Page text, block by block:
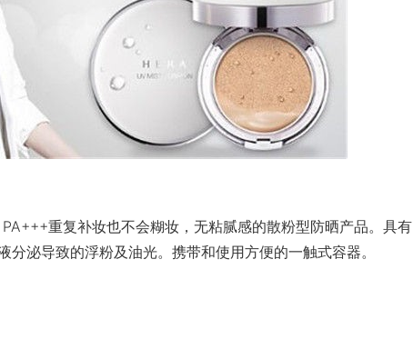
重复补妆也不会糊妆，无粘腻感的散粉型防晒产品。具有
分泌导致的浮粉及油光。携带和使用方便的一触式容器。